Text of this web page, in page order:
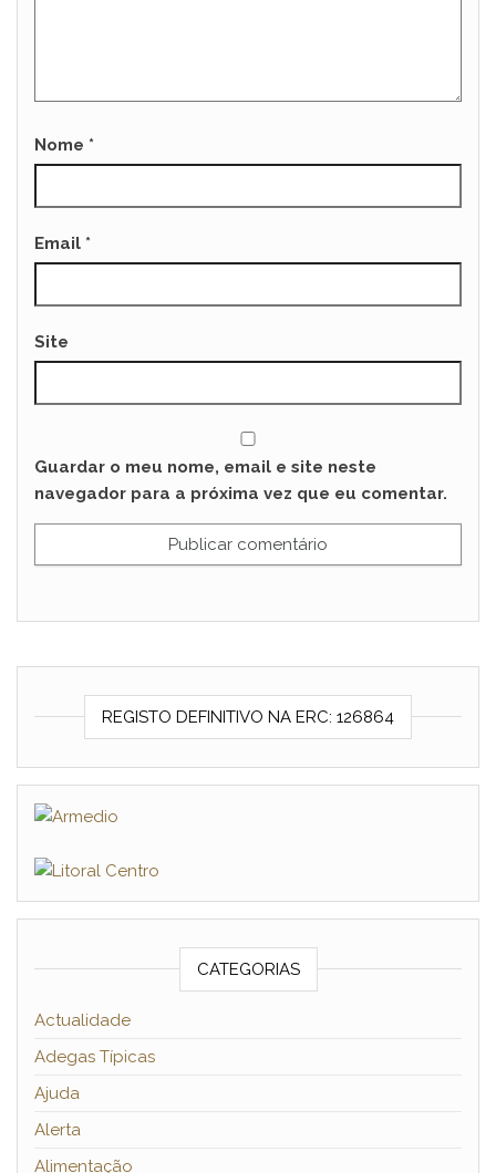
Nome *
Email *
Site
Guardar o meu nome, email e site neste
navegador para a próxima vez que eu comentar.
REGISTO DEFINITIVO NA ERC: 126864
CATEGORIAS
Actualidade
Adegas Típicas
Ajuda
Alerta
Alimentação